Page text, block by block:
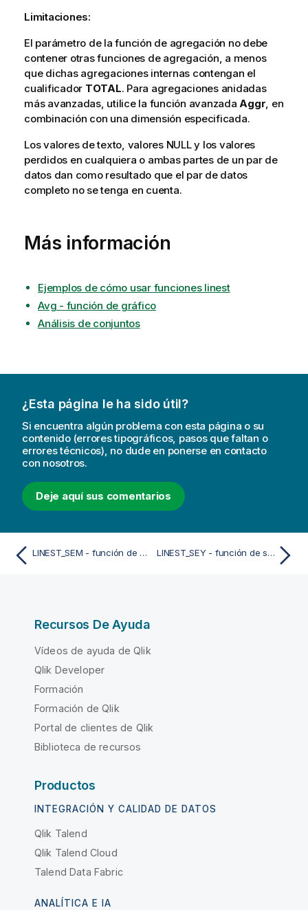
Limitaciones:
El parámetro de la función de agregación no debe
contener otras funciones de agregación, a menos
que dichas agregaciones internas contengan el
cualificador TOTAL. Para agregaciones anidadas
más avanzadas, utilice la función avanzadaAggr, en
combinación con una dimensión especificada.
Los valores de texto, valores NULLy los valores
perdidos en cualquiera o ambas partes de un par de
datos dan como resultado que el par de datos
completo no se tenga en cuenta.
Más información
Ejemplos de cómo usar funciones linest
Avg - función de gráfico
Análisis de conjuntos
¿Esta página le ha sido útil?
Si encuentra algún problema con esta página o su
contenido (errores tipográficos, pasos que faltan o
errores técnicos), no dude en ponerse en contacto
con nosotros.
Deje aquí sus comentarios
LINEST_SEM - función de script LINEST_SEY - función de script
Recursos De Ayuda
Vídeos de ayuda de Qlik
Qlik Developer
Formación
Formación de Qlik
Portal de clientes de Qlik
Biblioteca de recursos
Productos
INTEGRACIÓN Y CALIDAD DE DATOS
Qlik Talend
Qlik Talend Cloud
Talend Data Fabric
ANALÍTICA E IA